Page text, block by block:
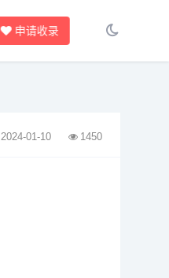
申请收录
2024-01-10 1450